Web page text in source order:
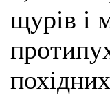
щурів і